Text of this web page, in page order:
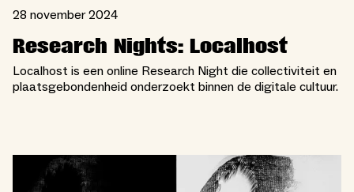
28 november 2024
Research Nights: Localhost
Localhost is een online Research Night die collectiviteit en
plaatsgebondenheid onderzoekt binnen de digitale cultuur.